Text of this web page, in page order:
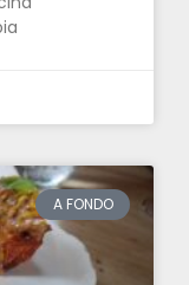
A FONDO